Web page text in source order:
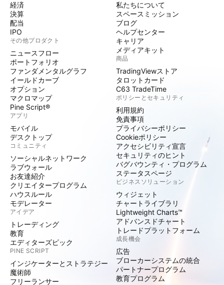
経済
決算
配当
IPO
その他プロダクト
ニュースフロー
ポートフォリオ
ファンダメンタルグラフ
イールドカーブ
オプション
マクロマップ
Pine Script®
アプリ
モバイル
デスクトップ
コミュニティ
ソーシャルネットワーク
ラブウォール
お友達紹介
クリエイタープログラム
ハウスルール
モデレーター
アイデア
トレーディング
教育
エディターズピック
PINE SCRIPT
インジケーターとストラテジー
魔術師
フリーランサー
私たちについて
スペースミッション
ブログ
ヘルプセンター
キャリア
メディアキット
商品
TradingViewストア
タロットカード
C63 TradeTime
ポリシーとセキュリティ
利用規約
免責事項
プライバシーポリシー
Cookieポリシー
アクセシビリティ宣言
セキュリティのヒント
バグバウンティ・プログラム
ステータスページ
ビジネスソリューション
ウィジェット
チャートライブラリ
Lightweight Charts™
アドバンスドチャート
トレードプラットフォーム
成長機会
広告
ブローカーシステムの統合
パートナープログラム
教育プログラム